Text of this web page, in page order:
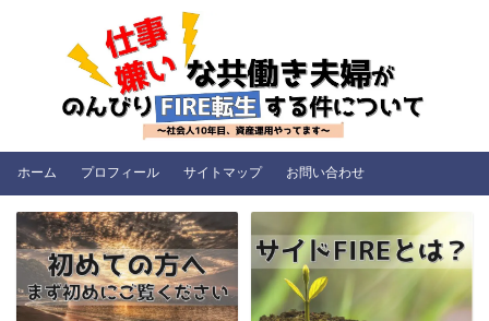
ホーム プロフィール サイトマップ お問い合わせ